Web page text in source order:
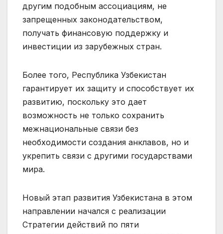
другим подобным ассоциациям, не
запрещенных законодательством,
получать финансовую поддержку и
инвестиции из зарубежных стран.
Более того, Республика Узбекистан
гарантирует их защиту и способствует их
развитию, поскольку это дает
возможность не только сохранить
межнациональные связи без
необходимости создания анклавов, но и
укрепить связи с другими государствами
мира.
Новый этап развития Узбекистана в этом
направлении начался с реализации
Стратегии действий по пяти